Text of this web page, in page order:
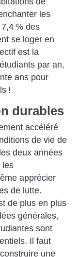
les
7,4 % des
se loger en
est la
par an,
ans pour
!
durables
accéléré
de vie de
deux années
les
apprécier
de lutte.
de plus en plus
générales,
sont
Il faut
une